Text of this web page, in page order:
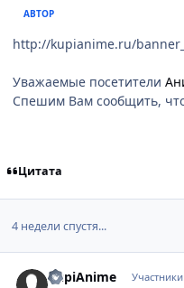
АВТОР
http://kupianime.ru/
Уважаемые посетители
Спешим Вам сообщить,
Цитата
4 недели спустя...
KupiAnime Участники